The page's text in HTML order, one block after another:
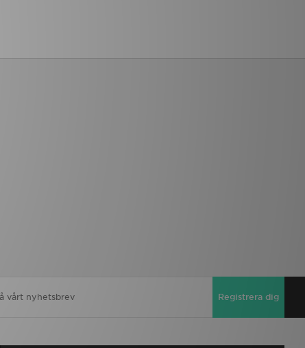
Registrera dig